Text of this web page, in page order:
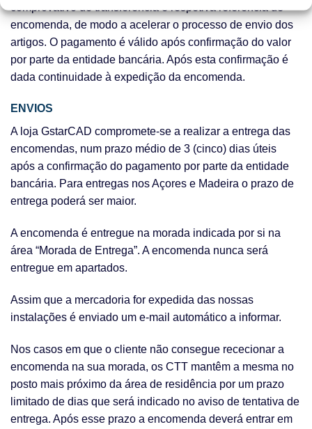
comprovativo de transferência e respetiva referência de
encomenda, de modo a acelerar o processo de envio dos
artigos. O pagamento é válido após confirmação do valor
por parte da entidade bancária. Após esta confirmação é
dada continuidade à expedição da encomenda.
ENVIOS
A loja GstarCAD compromete-se a realizar a entrega das
encomendas, num prazo médio de 3 (cinco) dias úteis
após a confirmação do pagamento por parte da entidade
bancária. Para entregas nos Açores e Madeira o prazo de
entrega poderá ser maior.
A encomenda é entregue na morada indicada por si na
área “Morada de Entrega”. A encomenda nunca será
entregue em apartados.
Assim que a mercadoria for expedida das nossas
instalações é enviado um e-mail automático a informar.
Nos casos em que o cliente não consegue rececionar a
encomenda na sua morada, os CTT mantêm a mesma no
posto mais próximo da área de residência por um prazo
limitado de dias que será indicado no aviso de tentativa de
entrega. Após esse prazo a encomenda deverá entrar em